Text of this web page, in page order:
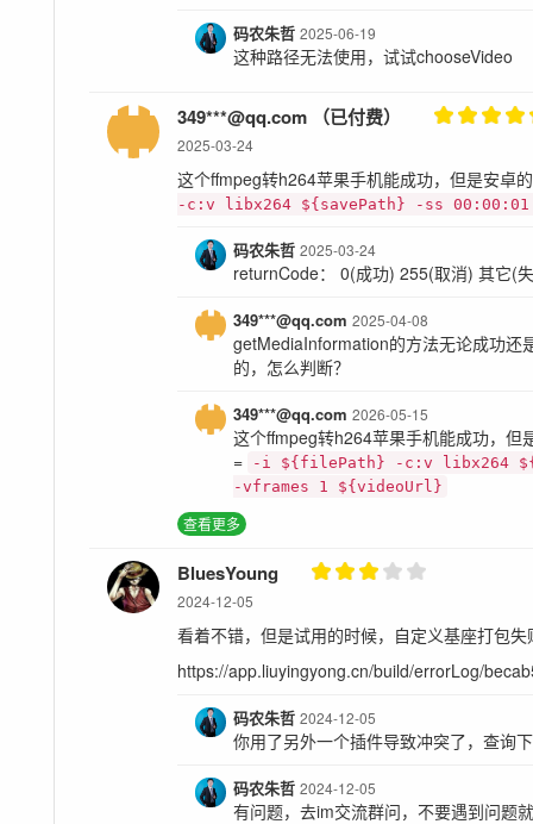
码农朱哲2025-06-19
这种路径无法使用，试试chooseVideo
349***@qq.com （已付费）
2025-03-24
这个ffmpeg转h264苹果手机能成功，但是安卓
-c:v libx264 ${savePath} -ss
码农朱哲2025-03-24
returnCode： 0(成功) 255(取消) 其它(
349***@qq.com2025-04-08
getMediaInformation的方法无论成功还
的，怎么判断？
349***@qq.com2026-05-15
这个ffmpeg转h264苹果手机能成功，但
=
-i ${filePath} -c:v libx264
-vframes 1 ${videoUrl}
查看更多
BluesYoung
2024-12-05
看着不错，但是试用的时候，自定义基座打包失
https://app.liuyingyong.cn/build/errorLog/
码农朱哲2024-12-05
你用了另外一个插件导致冲突了，查询
码农朱哲2024-12-05
有问题，去im交流群问，不要遇到问题